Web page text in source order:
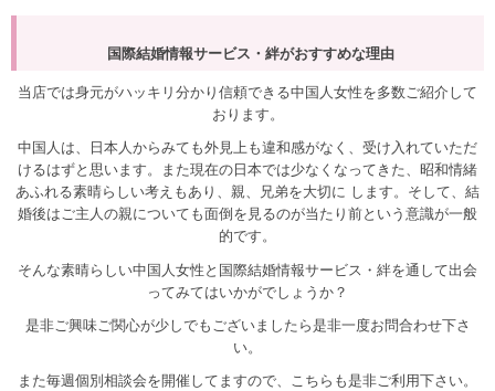
国際結婚情報サービス・絆がおすすめな理由
当店では身元がハッキリ分かり信頼できる中国人女性を多数ご紹介して
おります。
中国人は、日本人からみても外見上も違和感がなく、受け入れていただ
けるはずと思います。また現在の日本では少なくなってきた、昭和情緒
あふれる素晴らしい考えもあり、親、兄弟を大切に します。そして、結
婚後はご主人の親についても面倒を見るのが当たり前という意識が一般
的です。
そんな素晴らしい中国人女性と国際結婚情報サービス・絆を通して出会
ってみてはいかがでしょうか？
是非ご興味ご関心が少しでもございましたら是非一度お問合わせ下さ
い。
また毎週個別相談会を開催してますので、こちらも是非ご利用下さい。